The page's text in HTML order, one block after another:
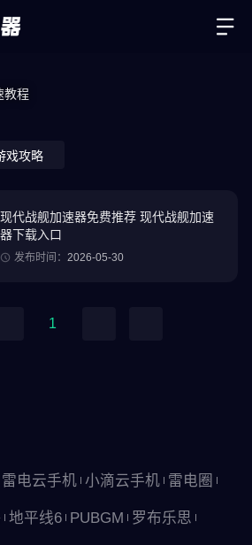
教程
戏攻略
现代战舰加速器免费推荐 现代战舰加速
器下载入口
发布时间： 2026-05-30
1
雷电云手机 小滴云手机 雷电圈
地平线6 PUBGM 罗布乐思